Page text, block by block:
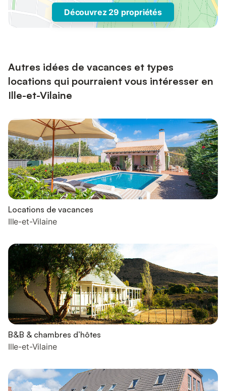
Découvrez 29 propriétés
Autres idées de vacances et types
locations qui pourraient vous intéresser en
Ille-et-Vilaine
Locations de vacances
Ille-et-Vilaine
B&B & chambres d’hôtes
Ille-et-Vilaine